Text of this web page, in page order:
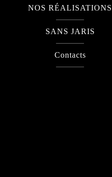
NOS RÉALISATIONS
SANS JARIS
Contacts